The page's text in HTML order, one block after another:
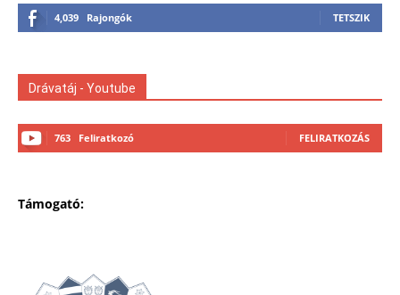
4,039 Rajongók TETSZIK
Drávatáj - Youtube
763 Feliratkozó FELIRATKOZÁS
Támogató: